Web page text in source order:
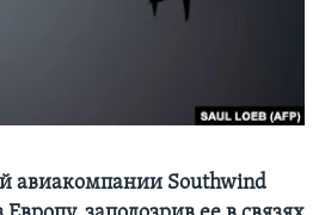
авиакомпании Southwind